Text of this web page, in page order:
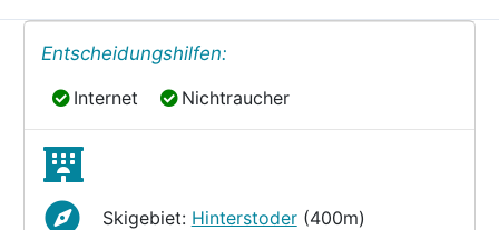
Entscheidungshilfen:
Internet
Internet Nichtraucher
Nichtraucher
Skigebiet: Hinterstoder(400m)